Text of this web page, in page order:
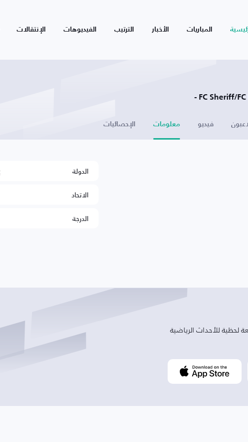
المباريات الأخبار الترتيب الفيديوهات الإنتقالات
FC Sheriff/FC
فيديو معلومات الإحصائيات
الدولة
الاتحاد
الدرجة
لحظية للأحداث الرياضية